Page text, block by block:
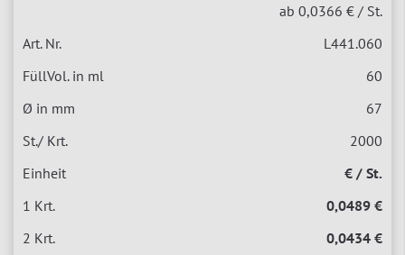
ab 0,0366 € / St.
L441.060
60
67
2000
€ / St.
0,0489 €
0,0434 €